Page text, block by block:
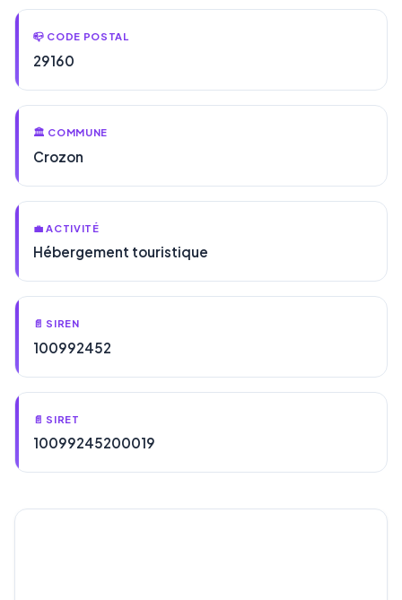
📪 CODE POSTAL
29160
🏛️ COMMUNE
Crozon
💼 ACTIVITÉ
Hébergement touristique
📄 SIREN
100992452
📄 SIRET
10099245200019